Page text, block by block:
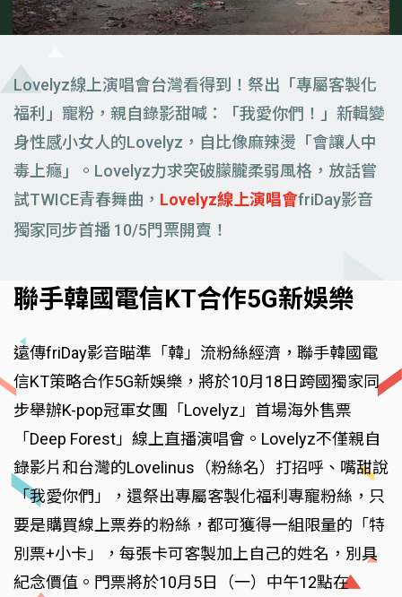
Lovelyz線上演唱會台灣看得到！祭出「專屬客製化
福利」寵粉，親自錄影甜喊：「我愛你們！」新輯變
身性感小女人的Lovelyz，自比像麻辣燙「會讓人中
毒上癮」。Lovelyz力求突破朦朧柔弱風格，放話嘗
試TWICE青春舞曲， Lovelyz線上演唱會friDay影音
獨家同步首播 10/5門票開賣！
聯手韓國電信KT合作5G新娛樂
遠傳friDay影音瞄準「韓」流粉絲經濟，聯手韓國電
信KT策略合作5G新娛樂，將於10月18日跨國獨家同
步舉辦K-pop冠軍女團「Lovelyz」首場海外售票
「Deep Forest」線上直播演唱會。Lovelyz不僅親自
錄影片和台灣的Lovelinus（粉絲名）打招呼、嘴甜說
「我愛你們」，還祭出專屬客製化福利專寵粉絲，只
要是購買線上票券的粉絲，都可獲得一組限量的「特
別票+小卡」，每張卡可客製加上自己的姓名，別具
紀念價值。門票將於10月5日（一）中午12點在